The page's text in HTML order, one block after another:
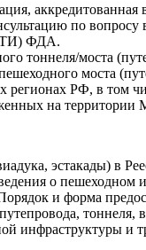
по
ОТИ) ФДА.
тоннеля/моста
моста
регионах РФ, в том
на территории
эстакады) в
о
и форма
инфраструктуры и